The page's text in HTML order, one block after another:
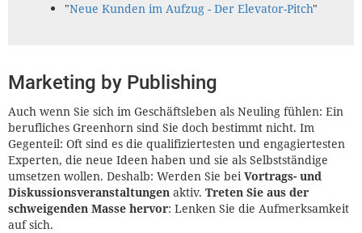
"Neue Kunden im Aufzug - Der Elevator-Pitch"
Marketing by Publishing
Auch wenn Sie sich im Geschäftsleben als Neuling fühlen: Ein
berufliches Greenhorn sind Sie doch bestimmt nicht. Im
Gegenteil: Oft sind es die qualifiziertesten und engagiertesten
Experten, die neue Ideen haben und sie als Selbstständige
umsetzen wollen. Deshalb: Werden Sie beiVortrags- und
Diskussionsveranstaltungen aktiv. Treten Sie aus der
schweigenden Masse hervor: Lenken Sie die Aufmerksamkeit
auf sich.